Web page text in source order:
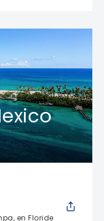
en Floride